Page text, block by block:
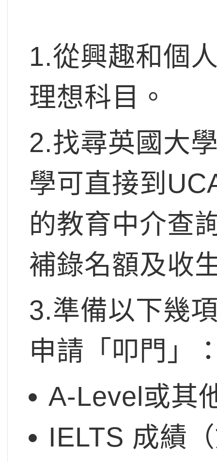
1.從興趣和個
理想科目。
2.找尋英國大
學可直接到
的教育中介查
補錄名額及收
3.準備以下幾
申請「叩門」
A-Level或其
IELTS 成績